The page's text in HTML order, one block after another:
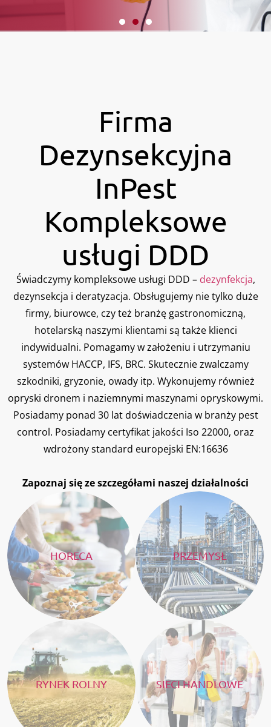
Firma
Dezynsekcyjna
InPest
Kompleksowe
usługi DDD​
Świadczymy kompleksowe usługi DDD – dezynfekcja,
dezynsekcja i deratyzacja. Obsługujemy nie tylko duże
firmy, biurowce, czy też branżę gastronomiczną,
hotelarską naszymi klientami są także klienci
indywidualni. Pomagamy w założeniu i utrzymaniu
systemów HACCP, IFS, BRC. Skutecznie zwalczamy
szkodniki, gryzonie, owady itp. Wykonujemy również
opryski dronem i naziemnymi maszynami opryskowymi.
Posiadamy ponad 30 lat doświadczenia w branży pest
control. Posiadamy certyfikat jakości Iso 22000, oraz
wdrożony standard europejski EN:16636
Zapoznaj się ze szczegółami naszej działalności
HORECA PRZEMYSŁ
RYNEK ROLNY SIECI HANDLOWE